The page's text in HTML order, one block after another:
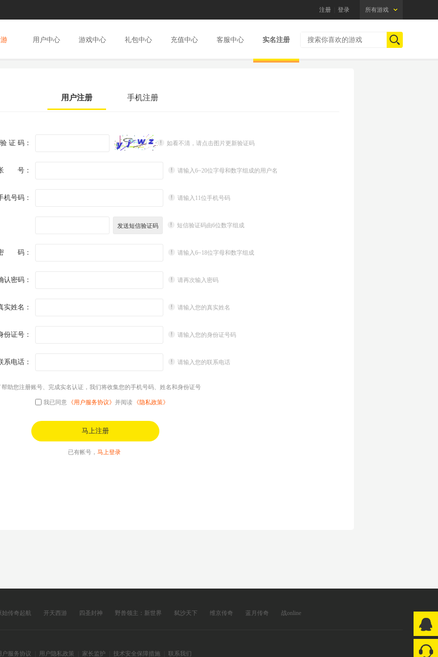
所有游戏
登录
注册
用户中心 游戏中心 礼包中心 充值中心 客服中心 实名注册
用户注册 手机注册
验 证 码： 如看不清，请点击图片更新验证码
号： 请输入6~20位字母和数字组成的用户名
机号码： 请输入11位手机号码
短信验证码由6位数字组成
码： 请输入6~18位字母和数字组成
认密码： 请再次输入密码
实姓名： 请输入您的真实姓名
份证号： 请输入您的身份证号码
系电话： 请输入您的联系电话
帮助您注册账号、完成实名认证，我们将收集您的手机号码、姓名和身份证号
我已同意 《用户服务协议》 并阅读 《隐私政策》
马上注册
已有帐号， 马上登录
始传奇起航 开天西游 四圣封神 野兽领主：新世界 弑沙天下 维京传奇 蓝月传奇 战online
户服务协议 用户隐私政策 家长监护 技术安全保障措施 联系我们